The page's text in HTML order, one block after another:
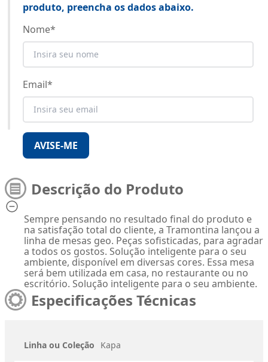
produto, preencha os dados abaixo.
Nome*
Email*
AVISE-ME
Descrição do Produto
Sempre pensando no resultado final do produto e
na satisfação total do cliente, a Tramontina lançou a
linha de mesas geo. Peças sofisticadas, para agradar
a todos os gostos. Solução inteligente para o seu
ambiente, disponível em diversas cores. Essa mesa
será bem utilizada em casa, no restaurante ou no
escritório. Solução inteligente para o seu ambiente.
Especificações Técnicas
Linha ou Coleção Kapa